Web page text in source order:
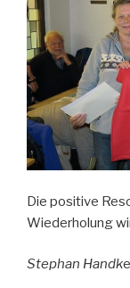
Die positive
Wiederholung
Stephan Handke